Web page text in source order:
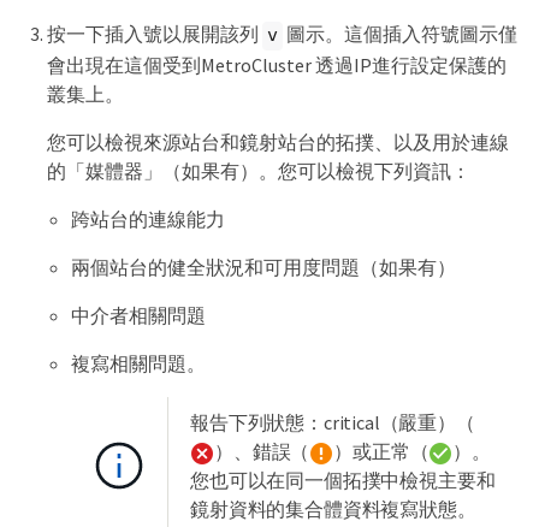
按一下插入號以展開該列 v 圖示。這個插入符號圖示僅
會出現在這個受到MetroCluster 透過IP進行設定保護的
叢集上。
您可以檢視來源站台和鏡射站台的拓撲、以及用於連線
的「媒體器」（如果有）。您可以檢視下列資訊：
跨站台的連線能力
兩個站台的健全狀況和可用度問題（如果有）
中介者相關問題
複寫相關問題。
報告下列狀態：critical（嚴重）（
）、錯誤（
）或正常（
）。
您也可以在同一個拓撲中檢視主要和
鏡射資料的集合體資料複寫狀態。